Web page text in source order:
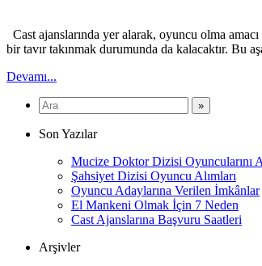
Cast ajanslarında yer alarak, oyuncu olma
bir tavır takınmak durumunda da kalacaktır. Bu
Devamı...
Son Yazılar
Mucize Doktor Dizisi Oyuncularını
Şahsiyet Dizisi Oyuncu Alımları
Oyuncu Adaylarına Verilen İmkânlar
El Mankeni Olmak İçin 7 Neden
Cast Ajanslarına Başvuru Saatleri
Arşivler